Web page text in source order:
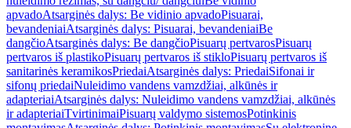
apvadoAtsarginės dalys: Be vidinio apvadoPisuarai,
bevandeniaiAtsarginės dalys: Pisuarai, bevandeniaiBe
dangčioAtsarginės dalys: Be dangčioPisuarų pertvarosPisuarų
pertvaros iš plastikoPisuarų pertvaros iš stikloPisuarų pertvaros iš
sanitarinės keramikosPriedaiAtsarginės dalys: PriedaiSifonai ir
sifonų priedaiNuleidimo vandens vamzdžiai, alkūnės ir
adapteriaiAtsarginės dalys: Nuleidimo vandens vamzdžiai, alkūnės
ir adapteriaiTvirtinimaiPisuarų valdymo sistemosPotinkinis